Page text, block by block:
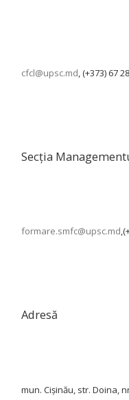
cfcl@upsc.md, (+373) 67
Secția
formare.smfc@upsc.md
Adresă
mun. Cișinău, str. Doina,